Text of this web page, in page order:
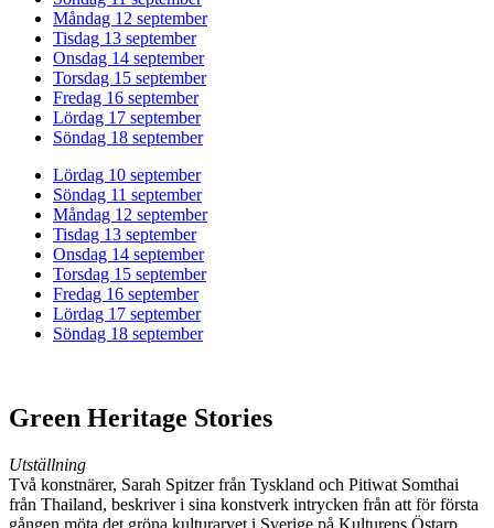
Måndag 12 september
Tisdag 13 september
Onsdag 14 september
Torsdag 15 september
Fredag 16 september
Lördag 17 september
Söndag 18 september
Lördag 10 september
Söndag 11 september
Måndag 12 september
Tisdag 13 september
Onsdag 14 september
Torsdag 15 september
Fredag 16 september
Lördag 17 september
Söndag 18 september
Green Heritage Stories
Utställning
Två konstnärer, Sarah Spitzer från Tyskland och Pitiwat Somthai
från Thailand, beskriver i sina konstverk intrycken från att för första
gången möta det gröna kulturarvet i Sverige på Kulturens Östarp.